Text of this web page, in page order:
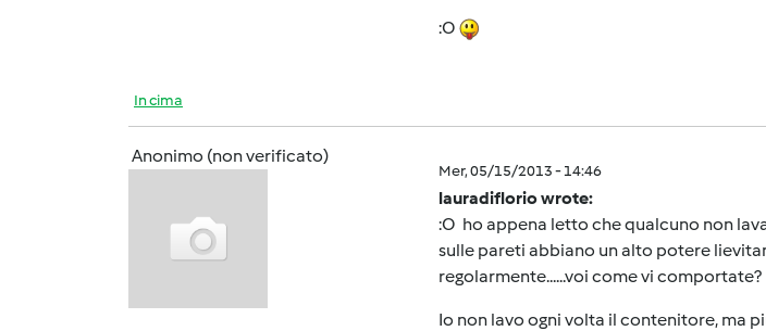
:O
In cima
Anonimo (non verificato)
Mer, 05/15/2013 - 14:46
lauradiflorio wrote:
:O ho appena letto che qualcuno non
sulle pareti abbiano un alto potere
regolarmente......voi come vi comportate?
Io non lavo ogni volta il contenitore, ma